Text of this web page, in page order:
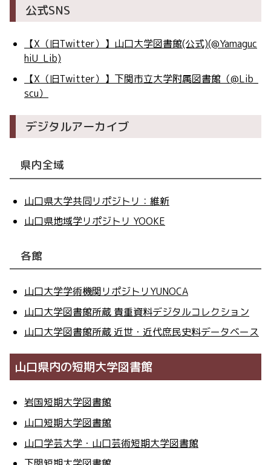
公式SNS
【X（旧Twitter）】山口大学図書館(公式)(@Yamaguc
hiU_Lib)
【X（旧Twitter）】下関市立大学附属図書館（@Lib_
scu）
デジタルアーカイブ
県内全域
山口県大学共同リポジトリ：維新
山口県地域学リポジトリ YOOKE
各館
山口大学学術機関リポジトリYUNOCA
山口大学図書館所蔵 貴重資料デジタルコレクション
山口大学図書館所蔵 近世・近代庶民史料データベース
山口県内の短期大学図書館
岩国短期大学図書館
山口短期大学図書館
山口学芸大学・山口芸術短期大学図書館